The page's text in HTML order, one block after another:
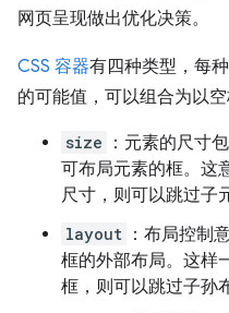
网页呈现做出优化决策。
CSS 容器有四种类型，每
的可能值，可以组合为以
size
：元素的尺寸
可布局元素的框。这
尺寸，则可以跳过子
layout
：布局控制
框的外部布局。这样
框，则可以跳过子孙